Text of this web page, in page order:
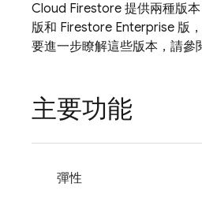
Cloud Firestore 提供兩種版
版和 Firestore Enterprise 版
要進一步瞭解這些版本，請參
主要功能
彈性